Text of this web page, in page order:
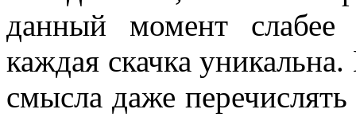
данный момент
каждая скачка
смысла даже